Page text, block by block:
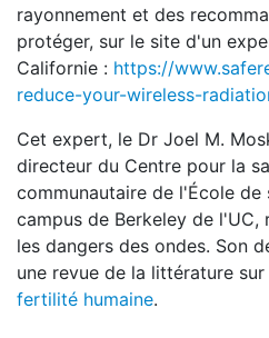
rayonnement et des
protéger, sur le site d'un
Californie : https://
reduce-your-wireless-
Cet expert, le Dr Joel M.
directeur du Centre pour la
communautaire de l'École de
campus de Berkeley de
les dangers des ondes. Son
une revue de la littérature sur
fertilité humaine.